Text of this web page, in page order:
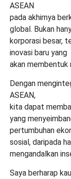
ASEAN
pada akhirnya
global. Bukan
korporasi besar,
inovasi baru yang
akan membentuk
Dengan
ASEAN,
kita dapat
yang
pertumbuhan
sosial, daripada
mengandalkan
Saya berharap